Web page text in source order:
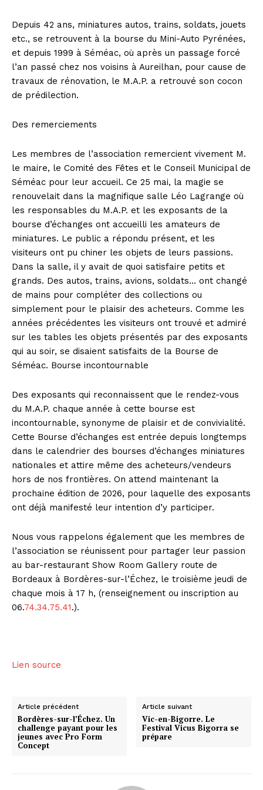
Depuis 42 ans, miniatures autos, trains, soldats, jouets
etc., se retrouvent à la bourse du Mini-Auto Pyrénées,
et depuis 1999 à Séméac, où après un passage forcé
l’an passé chez nos voisins à Aureilhan, pour cause de
travaux de rénovation, le M.A.P. a retrouvé son cocon
de prédilection.
Des remerciements
Les membres de l’association remercient vivement M.
le maire, le Comité des Fêtes et le Conseil Municipal de
Séméac pour leur accueil. Ce 25 mai, la magie se
renouvelait dans la magnifique salle Léo Lagrange où
les responsables du M.A.P. et les exposants de la
bourse d’échanges ont accueilli les amateurs de
miniatures. Le public a répondu présent, et les
visiteurs ont pu chiner les objets de leurs passions.
Dans la salle, il y avait de quoi satisfaire petits et
grands. Des autos, trains, avions, soldats… ont changé
de mains pour compléter des collections ou
simplement pour le plaisir des acheteurs. Comme les
années précédentes les visiteurs ont trouvé et admiré
sur les tables les objets présentés par des exposants
qui au soir, se disaient satisfaits de la Bourse de
Séméac. Bourse incontournable
Des exposants qui reconnaissent que le rendez-vous
du M.A.P. chaque année à cette bourse est
incontournable, synonyme de plaisir et de convivialité.
Cette Bourse d’échanges est entrée depuis longtemps
dans le calendrier des bourses d’échanges miniatures
nationales et attire même des acheteurs/vendeurs
hors de nos frontières. On attend maintenant la
prochaine édition de 2026, pour laquelle des exposants
ont déjà manifesté leur intention d’y participer.
Nous vous rappelons également que les membres de
l’association se réunissent pour partager leur passion
au bar-restaurant Show Room Gallery route de
Bordeaux à Bordères-sur-l’Échez, le troisième jeudi de
chaque mois à 17 h, (renseignement ou inscription au
06.74.34.75.41.).
Lien source
Article précédent
Bordères-sur-l’Échez. Un
challenge payant pour les
jeunes avec Pro Form
Concept
Article suivant
Vic-en-Bigorre. Le
Festival Vicus Bigorra se
prépare